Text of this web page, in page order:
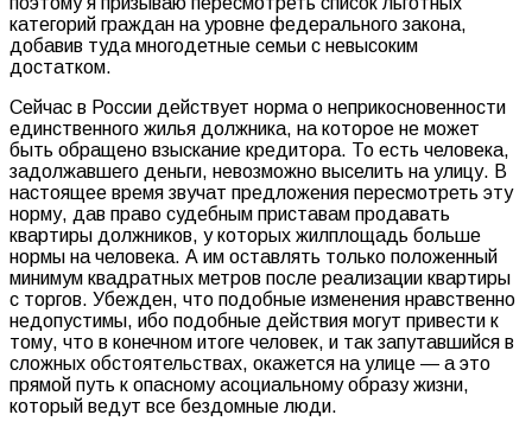
категорий граждан на уровне федерального закона,
добавив туда многодетные семьи с невысоким
достатком.
Сейчас в России действует норма о неприкосновенности
единственного жилья должника, на которое не может
быть обращено взыскание кредитора. То есть человека,
задолжавшего деньги, невозможно выселить на улицу. В
настоящее время звучат предложения пересмотреть эту
норму, дав право судебным приставам продавать
квартиры должников, у которых жилплощадь больше
нормы на человека. А им оставлять только положенный
минимум квадратных метров после реализации квартиры
с торгов. Убежден, что подобные изменения нравственно
недопустимы, ибо подобные действия могут привести к
тому, что в конечном итоге человек, и так запутавшийся в
сложных обстоятельствах, окажется на улице — а это
прямой путь к опасному асоциальному образу жизни,
который ведут все бездомные люди.